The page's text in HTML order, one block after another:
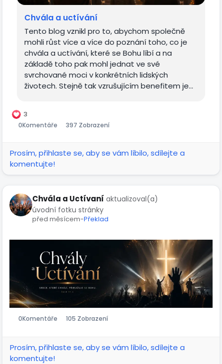
Chvála a uctívání
Tento blog vznikl pro to, abychom společně
mohli růst více a více do poznání toho, co je
chvála a uctívání, které se Bohu líbí a na
základě toho pak mohl jednat ve své
svrchované moci v konkrétních lidských
životech. Stejně tak vzrušujícím benefitem je...
3
0Komentáře 397 Zobrazení
Prosím, přihlaste se, aby se vám líbilo, sdílejte a
komentujte!
Chvála a Uctívaní aktualizoval(a)
úvodní fotku stránky
před měsícem-Překlad
0Komentáře 105 Zobrazení
Prosím, přihlaste se, aby se vám líbilo, sdílejte a
komentujte!